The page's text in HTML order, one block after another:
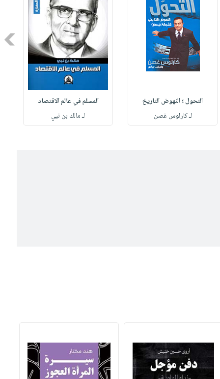
التحول ؛ النهوض التاريخ
لـ كارلوس غصن
المسلم في عالم الاقتصاد
لـ مالك بن نبي